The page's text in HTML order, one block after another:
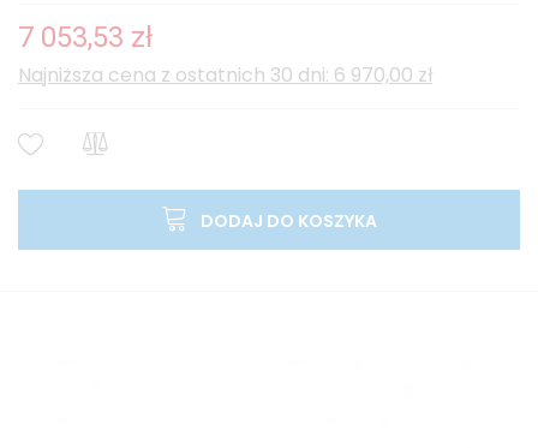
7 053,53 zł
Najniższa cena z ostatnich 30 dni: 6 970,00 zł
DODAJ DO KOSZYKA